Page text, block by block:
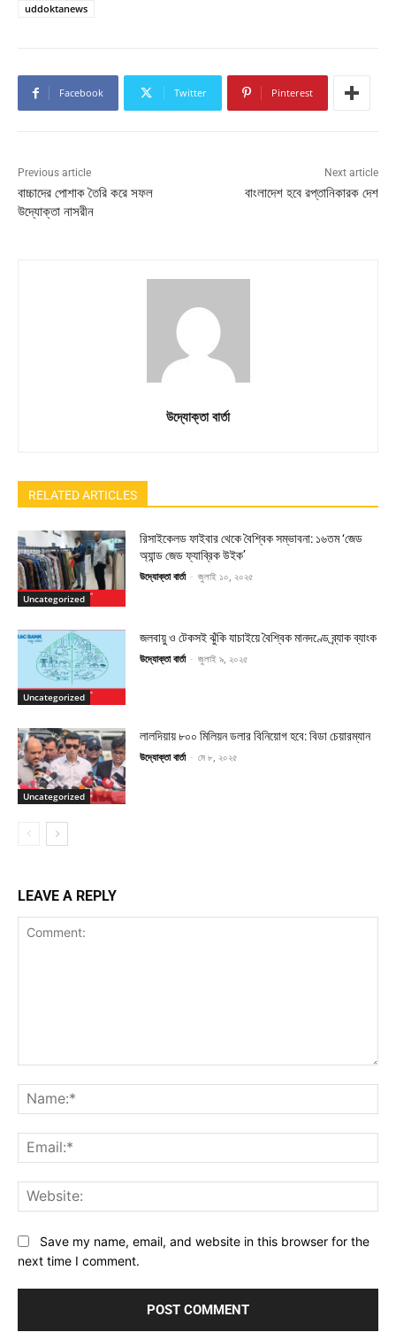
uddoktanews
Facebook Twitter Pinterest
Previous article
বাচ্চাদের পোশাক তৈরি করে সফল
উদ্যোক্তা নাসরীন
Next article
বাংলাদেশ হবে রপ্তানিকারক দেশ
উদ্যোক্তা বার্তা
RELATED ARTICLES
Uncategorized
রিসাইকেলড ফাইবার থেকে বৈশ্বিক সম্ভাবনা: ১৬তম ‘জেড
অ্যান্ড জেড ফ্যাব্রিক উইক’
উদ্যোক্তা বার্তা - জুলাই ১০, ২০২৫
Uncategorized
জলবায়ু ও টেকসই ঝুঁকি যাচাইয়ে বৈশ্বিক মানদণ্ডে ব্র্যাক ব্যাংক
উদ্যোক্তা বার্তা - জুলাই ৯, ২০২৫
Uncategorized
লালদিয়ায় ৮০০ মিলিয়ন ডলার বিনিয়োগ হবে: বিডা চেয়ারম্যান
উদ্যোক্তা বার্তা - মে ৮, ২০২৫
LEAVE A REPLY
Save my name, email, and website in this browser for the
next time I comment.